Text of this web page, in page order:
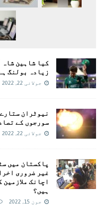
کیا شاہین
زیادہ بولنگ
جولائی 22, 2022
نیوٹران
سورجوں کے
جولائی 22, 2022
پاکستان میں
غیر ضروری
اچانک
ہیں؟
جون 15, 2022